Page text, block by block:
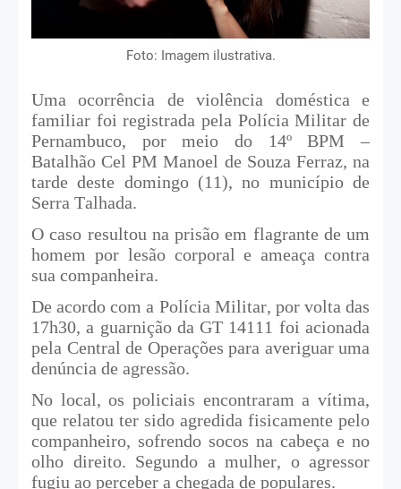
Foto: Imagem ilustrativa.
Uma ocorrência de violência doméstica e
familiar foi registrada pela Polícia Militar de
Pernambuco, por meio do 14º BPM –
Batalhão Cel PM Manoel de Souza Ferraz, na
tarde deste domingo (11), no município de
Serra Talhada.
O caso resultou na prisão em flagrante de um
homem por lesão corporal e ameaça contra
sua companheira.
De acordo com a Polícia Militar, por volta das
17h30, a guarnição da GT 14111 foi acionada
pela Central de Operações para averiguar uma
denúncia de agressão.
No local, os policiais encontraram a vítima,
que relatou ter sido agredida fisicamente pelo
companheiro, sofrendo socos na cabeça e no
olho direito. Segundo a mulher, o agressor
fugiu ao perceber a chegada de populares.